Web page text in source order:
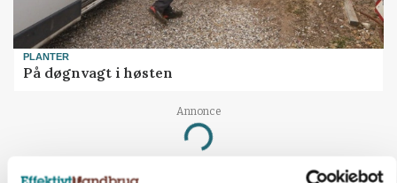
PLANTER
På døgnvagt i høsten
Annonce
Loading...